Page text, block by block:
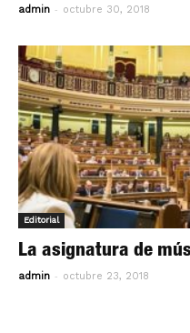
admin - octubre 30, 2018
Editorial
La asignatura de
admin - octubre 23, 2018